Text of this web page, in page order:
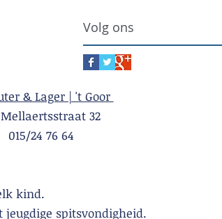
Volg ons
& Lager | 't Goor
32
76 64
kind.
spitsvondigheid.